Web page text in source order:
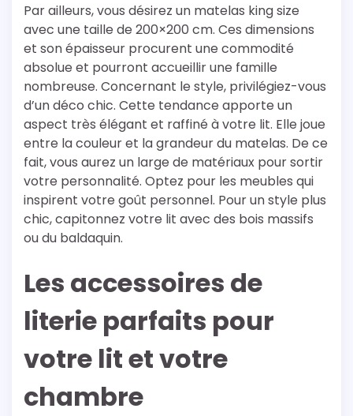
Par ailleurs, vous désirez un matelas king size
avec une taille de 200×200 cm. Ces dimensions
et son épaisseur procurent une commodité
absolue et pourront accueillir une famille
nombreuse. Concernant le style, privilégiez-vous
d’un déco chic. Cette tendance apporte un
aspect très élégant et raffiné à votre lit. Elle joue
entre la couleur et la grandeur du matelas. De ce
fait, vous aurez un large de matériaux pour sortir
votre personnalité. Optez pour les meubles qui
inspirent votre goût personnel. Pour un style plus
chic, capitonnez votre lit avec des bois massifs
ou du baldaquin.
Les accessoires de
literie parfaits pour
votre lit et votre
chambre